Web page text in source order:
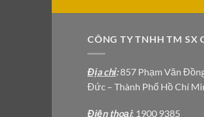
CÔNG TY TNHH TM SX
Địa chỉ:857 Phạm Văn
Đức – Thành Phố Hồ Chí
Địện thoại: 1900 9385